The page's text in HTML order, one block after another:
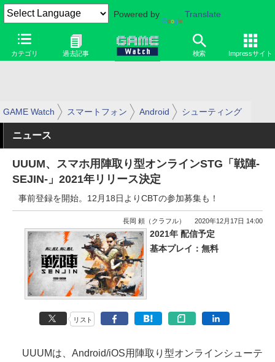
Powered by Translate
カテゴリ 過去記事 検索 Impressサイト
GAME Watch スマートフォン Android シューティング
ニュース
UUUM、スマホ用陣取り型オンラインSTG「戦陣-
SEJIN-」2021年リリース決定
事前登録を開始。12月18日よりCBTの参加募集も！
長岡 頼（クラフル） 2020年12月17日 14:00
2021年 配信予定
基本プレイ：無料
リスト
UUUMは、Android/iOS用陣取り型オンラインシューテ